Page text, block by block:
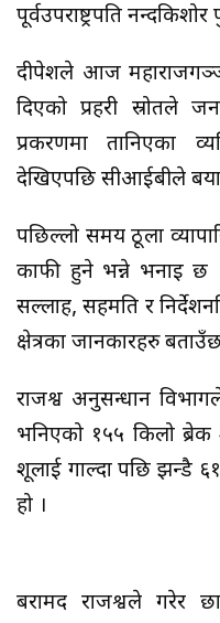
पूर्वउपराष्ट्रपति
दीपेशले आज
दिएको प्रहरी स्रोतले
प्रकरणमा तानिएका
देखिएपछि सीआईबीले
पछिल्लो समय ठूला
काफी हुने भन्ने भनाइ छ
सल्लाह, सहमति र
क्षेत्रका जानकारहरु
राजश्व अनुसन्धान
भनिएको १५५ किलो ब्रेक
शूलाई गाल्दा पछि झन्डै
हो ।
बरामद राजश्वले गरेर